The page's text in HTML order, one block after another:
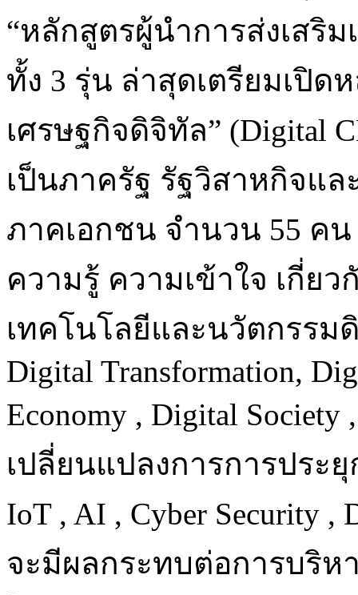
“หลักสูตรผู้นำการส่งเสริม
ทั้ง 3 รุ่น ล่าสุดเตรียมเปิด
เศรษฐกิจดิจิทัล” (Digital
เป็นภาครัฐ รัฐวิสาหกิจแ
ภาคเอกชน จำนวน 55 ค
ความรู้ ความเข้าใจ เกี่ย
เทคโนโลยีและนวัตกรร
Digital Transformation,
Economy , Digital
เปลี่ยนแปลงการการประ
IoT , AI , Cyber Security ,
จะมีผลกระทบต่อการบริห